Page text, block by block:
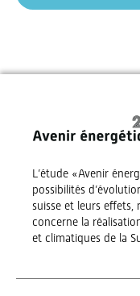
L’étude «Avenir
possibilités
suisse et leurs
concerne la
et climatiques de la